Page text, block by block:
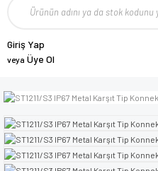
Giriş Yap
veya Üye Ol